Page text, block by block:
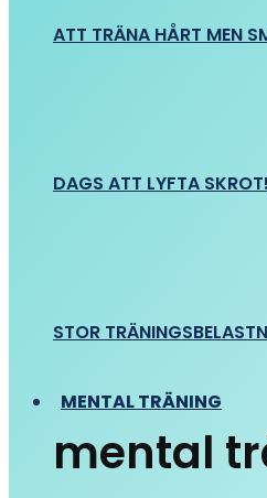
ATT TRÄNA HÅRT MEN
DAGS ATT LYFTA SKROT!
STOR
MENTAL TRÄNING
mental